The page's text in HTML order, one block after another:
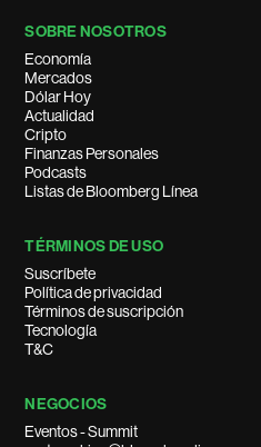
SOBRE NOSOTROS
Economía
Mercados
Dólar Hoy
Actualidad
Cripto
Finanzas Personales
Podcasts
Listas de Bloomberg Línea
TÉRMINOS DE USO
Suscríbete
Política de privacidad
Términos de suscripción
Tecnología
T&C
NEGOCIOS
Eventos - Summit